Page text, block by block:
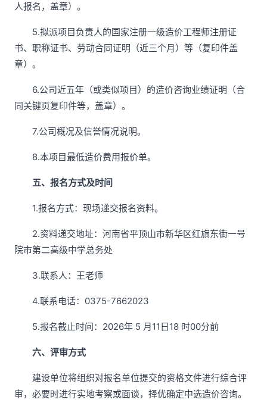
人报名，盖章）。
5.拟派项目负责人的国家注册一级造价工程师注册证
书、职称证书、劳动合同证明（近三个月）等（复印件盖
章）。
6.公司近五年（或类似项目）的造价咨询业绩证明（合
同关键页复印件等，盖章）。
7.公司概况及信誉情况说明。
8.本项目最低造价费用报价单。
五、报名方式及时间
1.报名方式：现场递交报名资料。
2.资料递交地址：河南省平顶山市新华区红旗东街一号
院市第二高级中学总务处
3.联系人：王老师
4.联系电话：0375-7662023
5.报名截止时间：2026年 5 月11日18 时00分前
六、评审方式
建设单位将组织对报名单位提交的资格文件进行综合评
审，必要时进行实地考察或面谈，择优确定中选造价咨询。